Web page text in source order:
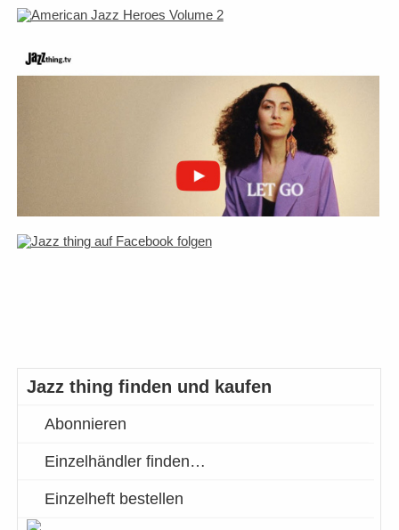
Jazz thing finden und kaufen
Abonnieren
Einzelhändler finden…
Einzelheft bestellen